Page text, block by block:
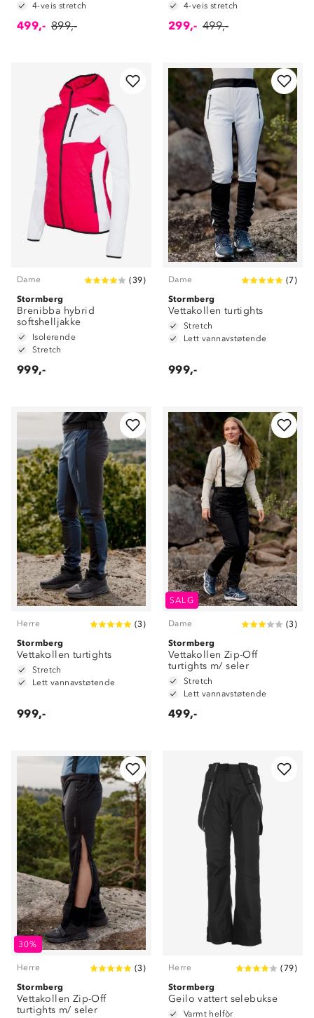
4-veis stretch
499,- 899,-
4-veis stretch
299,- 499,-
Dame (39)
Stormberg
Brenibba hybrid
softshelljakke
Isolerende
Stretch
999,-
Dame (7)
Stormberg
Vettakollen turtights
Stretch
Lett vannavstøtende
999,-
Herre (3)
Stormberg
Vettakollen turtights
Stretch
Lett vannavstøtende
999,-
SALG
Dame (3)
Stormberg
Vettakollen Zip-Off
turtights m/ seler
Stretch
Lett vannavstøtende
499,-
30%
Herre (3)
Stormberg
Vettakollen Zip-Off
turtights m/ seler
Herre (79)
Stormberg
Geilo vattert selebukse
Varmt helfòr